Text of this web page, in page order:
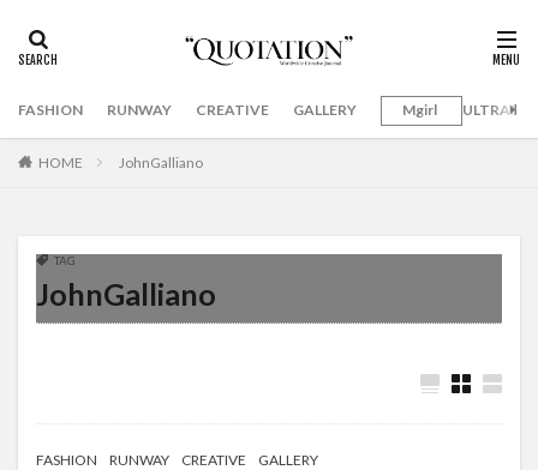
FASHION RUNWAY CREATIVE GALLERY Mgirl
HOME JohnGalliano
TAG
JohnGalliano
FASHION RUNWAY CREATIVE GALLERY